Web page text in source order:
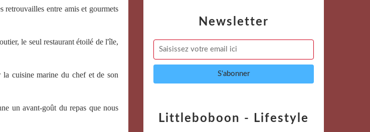
retrouvailles entre amis et gourmets
le seul restaurant étoilé de l'île,
cuisine marine du chef et de son
un avant-goût du repas que nous
Newsletter
Littleboboon - Lifestyle